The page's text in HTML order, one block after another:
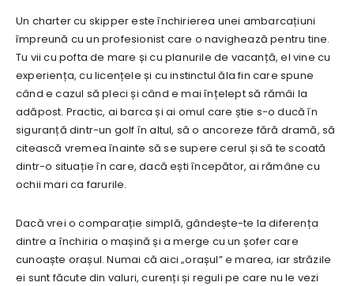
Un charter cu skipper este închirierea unei ambarcațiuni
împreună cu un profesionist care o navighează pentru tine.
Tu vii cu pofta de mare și cu planurile de vacanță, el vine cu
experiența, cu licențele și cu instinctul ăla fin care spune
când e cazul să pleci și când e mai înțelept să rămâi la
adăpost. Practic, ai barca și ai omul care știe s-o ducă în
siguranță dintr-un golf în altul, să o ancoreze fără dramă, să
citească vremea înainte să se supere cerul și să te scoată
dintr-o situație în care, dacă ești începător, ai rămâne cu
ochii mari ca farurile.
Dacă vrei o comparație simplă, gândește-te la diferența
dintre a închiria o mașină și a merge cu un șofer care
cunoaște orașul. Numai că aici „orașul” e marea, iar străzile
ei sunt făcute din valuri, curenți și reguli pe care nu le vezi